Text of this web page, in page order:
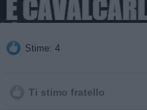
Stime: 4
Ti stimo fratello